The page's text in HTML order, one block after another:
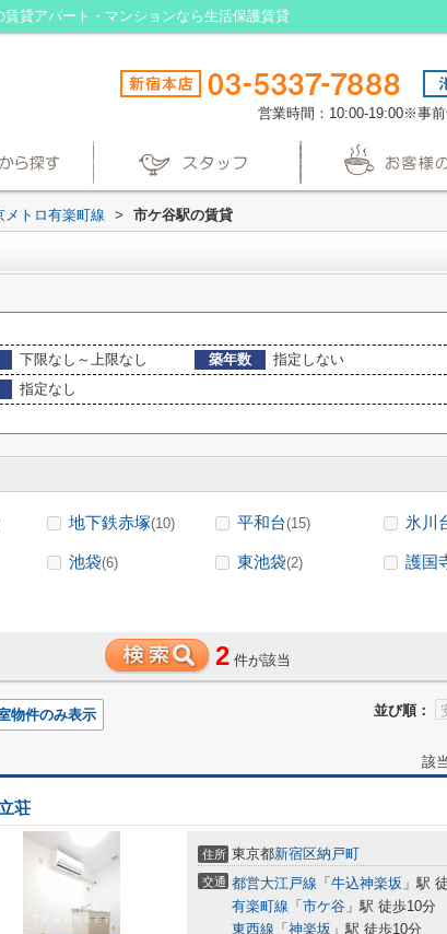
貸アパート・マンションなら生活保護賃貸
営業時間：10:00-19:00※事
メトロ有楽町線 > 市ケ谷駅の賃貸
下限なし～上限なし 築年数
指定しない
指定なし
地下鉄赤塚(10) 平和台(15) 氷川
池袋(6) 東池袋(2) 護国
2 件が該当
並び順：
物件のみ表示
該
荘
住所 東京都新宿区納戸町
交通 都営大江戸線 「 牛込神楽坂 」駅
有楽町線 「 市ケ谷 」駅 徒歩10分
東西線 「 神楽坂 」駅 徒歩10分